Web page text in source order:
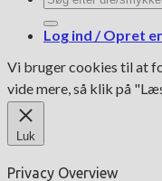
efter:
Log ind / Opret
Vi bruger cookies til at
vide mere, så klik på
Luk
Privacy Overview